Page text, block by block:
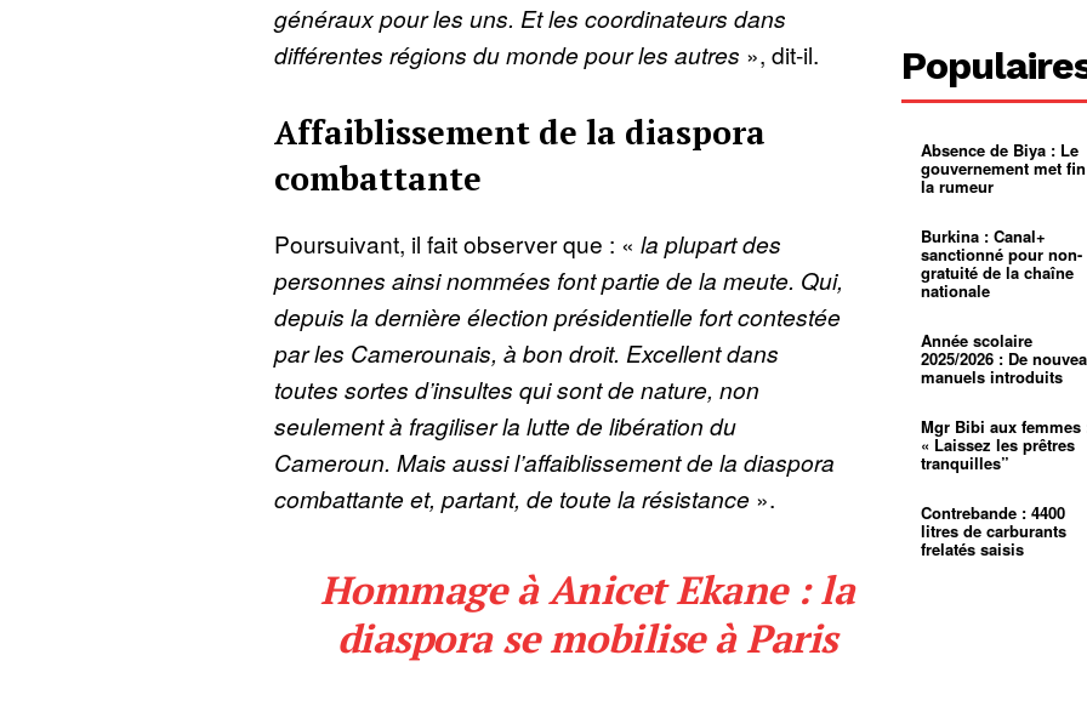
généraux pour les uns. Et les coordinateurs dans
différentes régions du monde pour les autres », dit-il.
Affaiblissement de la diaspora
combattante
Poursuivant, il fait observer que : « la plupart des
personnes ainsi nommées font partie de la meute. Qui,
depuis la dernière élection présidentielle fort contestée
par les Camerounais, à bon droit. Excellent dans
toutes sortes d’insultes qui sont de nature, non
seulement à fragiliser la lutte de libération du
Cameroun. Mais aussi l’affaiblissement de la diaspora
combattante et, partant, de toute la résistance».
Hommage à Anicet Ekane : la
diaspora se mobilise à Paris
grandes
pluies
Échec au
Le père
pasteur
L’État
d’or
Croyance
religieuse
Entre
bricolage
mentale
01:12
mettra-t-
au
Absence de Biya : Le
gouvernement met
la rumeur
Burkina : Canal+
sanctionné pour non-
gratuité de la chaîne
nationale
Année scolaire
2025/2026 : De
manuels introduits
Mgr Bibi aux femmes
« Laissez les prêtres
tranquilles”
Contrebande : 4400
litres de carburants
frelatés saisis